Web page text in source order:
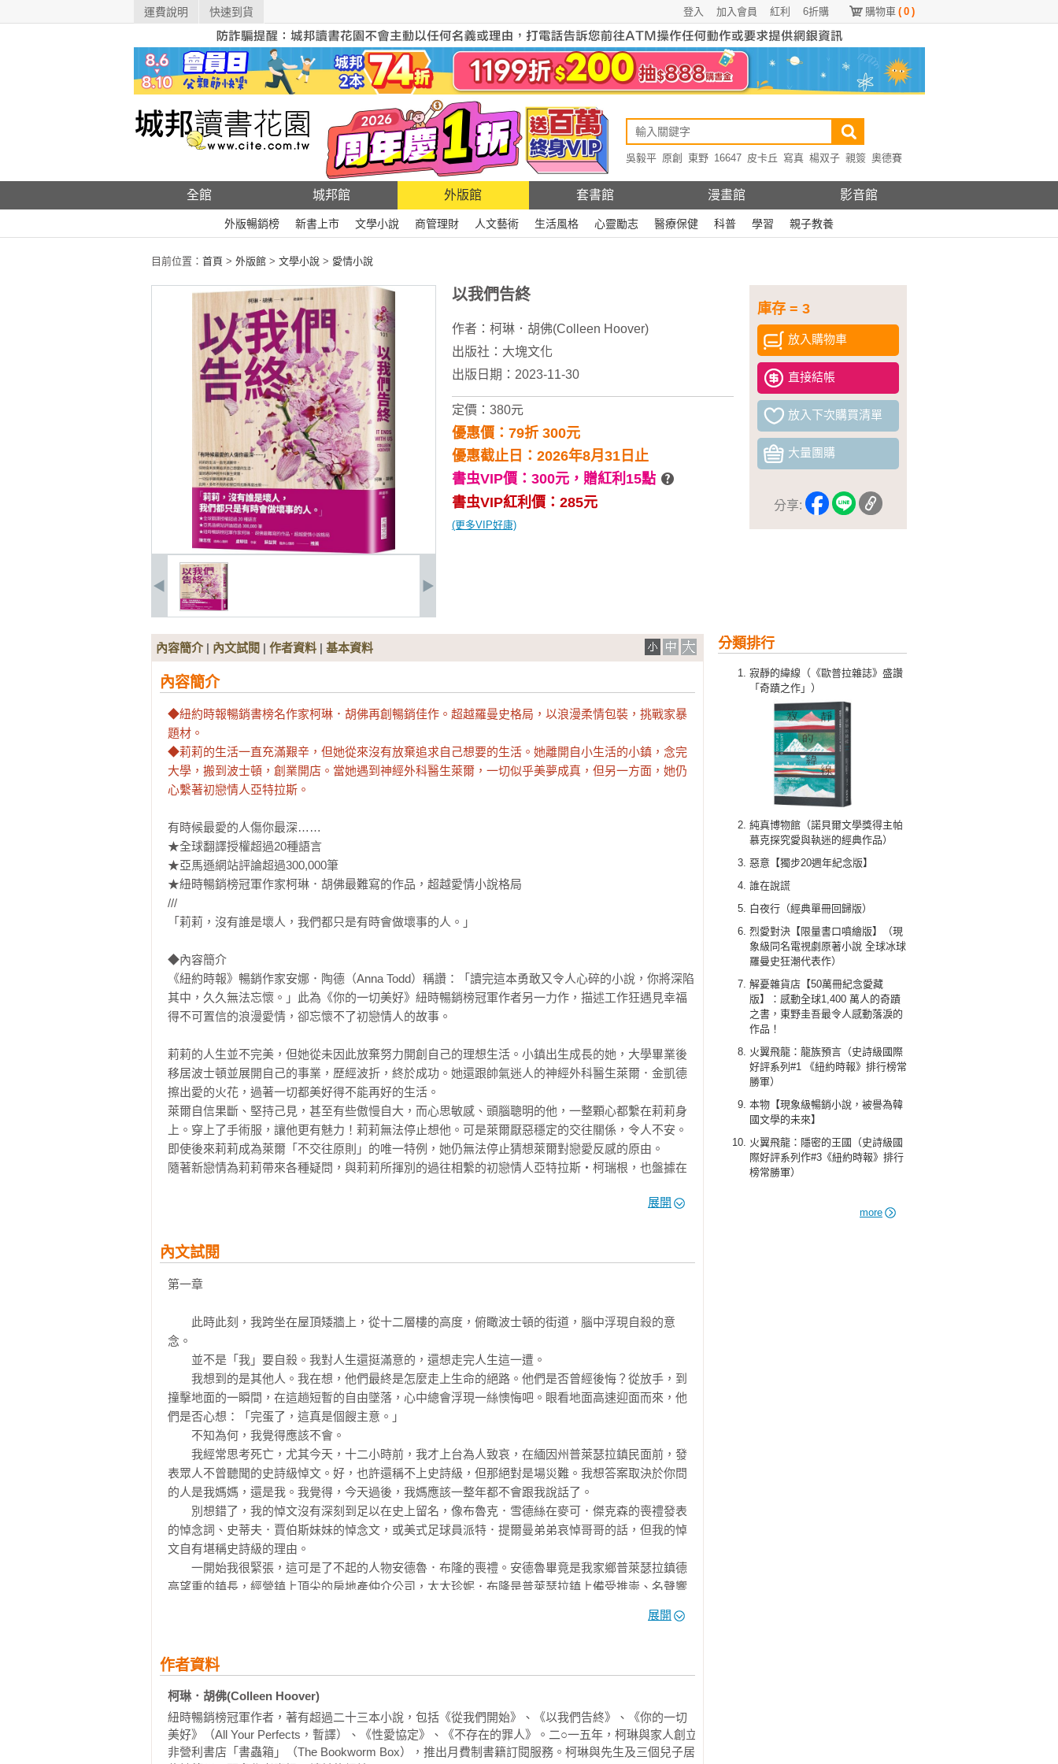
運費說明 快速到貨 購物車 ( 0 )
6折購
紅利
加入會員
登入
吳毅平 原創 東野 16647 皮卡丘 寫真 楊双子 親簽 奧德賽
全館 城邦館 外版館 套書館 漫畫館 影音館
外版暢銷榜 新書上市 文學小說 商管理財 人文藝術 生活風格 心靈勵志 醫療保健 科普 學習 親子教養
目前位置： 首頁 > 外版館 > 文學小說 > 愛情小說
庫存 = 3
放入購物車
直接結帳
放入下次購買清單
大量團購
分享:
以我們告終
作者： 柯琳．胡佛(Colleen Hoover)
出版社： 大塊文化
出版日期：2023-11-30
定價：380元
優惠價：79折 300元
優惠截止日：2026年8月31日止
書虫VIP價：300元， 贈紅利15點
書虫VIP紅利價：285元
(更多VIP好康)
分類排行
寂靜的緯線（《歐普拉雜誌》盛讚
「奇蹟之作」）
純真博物館（諾貝爾文學獎得主帕
慕克探究愛與執迷的經典作品）
惡意【獨步20週年紀念版】
誰在說謊
白夜行（經典單冊回歸版）
烈愛對決【限量書口噴繪版】（現
象級同名電視劇原著小說 全球冰球
羅曼史狂潮代表作）
解憂雜貨店【50萬冊紀念愛藏
版】：感動全球1,400 萬人的奇蹟
之書，東野圭吾最令人感動落淚的
作品！
火翼飛龍：龍族預言（史詩級國際
好評系列#1 《紐約時報》排行榜常
勝軍）
本物【現象級暢銷小說，被譽為韓
國文學的未來】
火翼飛龍：隱密的王國（史詩級國
際好評系列作#3《紐約時報》排行
榜常勝軍）
more
內容簡介| 內文試閱 | 作者資料 | 基本資料
內容簡介
◆紐約時報暢銷書榜名作家柯琳．胡佛再創暢銷佳作。超越羅曼史格局，以浪漫柔情包裝，挑戰家暴
題材。
◆莉莉的生活一直充滿艱辛，但她從來沒有放棄追求自己想要的生活。她離開自小生活的小鎮，念完
大學，搬到波士頓，創業開店。當她遇到神經外科醫生萊爾，一切似乎美夢成真，但另一方面，她仍
心繫著初戀情人亞特拉斯。
有時候最愛的人傷你最深……
★全球翻譯授權超過20種語言
★亞馬遜網站評論超過300,000筆
★紐時暢銷榜冠軍作家柯琳．胡佛最難寫的作品，超越愛情小說格局
///
「莉莉，沒有誰是壞人，我們都只是有時會做壞事的人。」
◆內容簡介
《紐約時報》暢銷作家安娜．陶德（Anna Todd）稱讚：「讀完這本勇敢又令人心碎的小說，你將深陷
其中，久久無法忘懷。」此為《你的一切美好》紐時暢銷榜冠軍作者另一力作，描述工作狂遇見幸福
得不可置信的浪漫愛情，卻忘懷不了初戀情人的故事。
莉莉的人生並不完美，但她從未因此放棄努力開創自己的理想生活。小鎮出生成長的她，大學畢業後
移居波士頓並展開自己的事業，歷經波折，終於成功。她還跟帥氣迷人的神經外科醫生萊爾．金凱德
擦出愛的火花，過著一切都美好得不能再好的生活。
萊爾自信果斷、堅持己見，甚至有些傲慢自大，而心思敏感、頭腦聰明的他，一整顆心都繫在莉莉身
上。穿上了手術服，讓他更有魅力！莉莉無法停止想他。可是萊爾厭惡穩定的交往關係，令人不安。
即使後來莉莉成為萊爾「不交往原則」的唯一特例，她仍無法停止猜想萊爾對戀愛反感的原由。
隨著新戀情為莉莉帶來各種疑問，與莉莉所揮別的過往相繫的初戀情人亞特拉斯‧柯瑞根，也盤據在
「觸動人心的傑出作品，值得永久保存、代代相傳」。
◆名人推薦
盧郁佳　作家
蘇益賢　臨床心理師
◆各界佳評
《以我們告終》以觸動人心的浪漫和濃烈的情感元素……挑戰一個困難的主題。作者以關懷真摯的筆
觸描繪人際關係，並於書末「作者的話」解釋小說主題與她的個人關係，這篇作者自白非常值得一
讀。全書充滿吸引人的戲劇張力與令人痛心的真相，深刻呈現暴力的毀滅性及倖存者的堅強力量。
──《科克斯書評》（Kirkus Reviews）星級推薦
《以我們告終》是二○一六年深具影響力的一本書，它是我讀過最不做作、最坦率、最啟發人心，且十
分美麗動人的故事，「每個人」都應該讀一讀。
──夏季讀物部落格（Aestas Book Blog）
暢銷作家胡佛承襲一貫的情感衝擊力，大膽嘗試推出令人入迷的最新小說力作……縱使胡佛給予希望
柯琳．胡佛以毫不留情的真實與坦率，極度巧妙地敘述非常棘手的主題，讓我們讀完感覺心臟遭受爆
擊……絕對是二○一六年最推薦的必讀佳作。
──羅曼史搖滾巨星網（Rockstars of Romance）
感人肺腑、令人難忘、不同凡響……這是一個非常出色、與眾不同、坦率，讀來令人心碎又時而痛苦
至極的故事。一切讚譽，柯琳．胡佛當之無愧。你很難輕鬆開心地讀完，但老天作證，讀完是值得
展開
內文試閱
第一章
此時此刻，我跨坐在屋頂矮牆上，從十二層樓的高度，俯瞰波士頓的街道，腦中浮現自殺的意
念。
並不是「我」要自殺。我對人生還挺滿意的，還想走完人生這一遭。
我想到的是其他人。我在想，他們最終是怎麼走上生命的絕路。他們是否曾經後悔？從放手，到
撞擊地面的一瞬間，在這趟短暫的自由墜落，心中總會浮現一絲懊悔吧。眼看地面高速迎面而來，他
們是否心想：「完蛋了，這真是個餿主意。」
不知為何，我覺得應該不會。
我經常思考死亡，尤其今天，十二小時前，我才上台為人致哀，在緬因州普萊瑟拉鎮民面前，發
表眾人不曾聽聞的史詩級悼文。好，也許還稱不上史詩級，但那絕對是場災難。我想答案取決於你問
的人是我媽媽，還是我。我覺得，今天過後，我媽應該一整年都不會跟我說話了。
別想錯了，我的悼文沒有深刻到足以在史上留名，像布魯克．雪德絲在麥可．傑克森的喪禮發表
的悼念詞、史蒂夫．賈伯斯妹妹的悼念文，或美式足球員派特．提爾曼弟弟哀悼哥哥的話，但我的悼
文自有堪稱史詩級的理由。
一開始我很緊張，這可是了不起的人物安德魯．布隆的喪禮。安德魯畢竟是我家鄉普萊瑟拉鎮德
高望重的鎮長，經營鎮上頂尖的房地產仲介公司，太太珍妮．布隆是普萊瑟拉鎮上備受推崇、名聲響
今天一致完悼詞，我就連忙搭機返回波士頓，一找到進得去的大樓的屋頂，就衝了進去。再強調
公寓三樓，沒法上到屋頂露台，室友又愛唱歌給自己聽。
我沒料到這個屋頂竟然這麼冷。不致冷到讓人受不了，只是不太舒適，不過至少可以看星星。我
望著明亮的夜空，真切感受到蒼穹之浩瀚，這時死去的父親、惱人的室友、失當的悼念文，都沒那麼
糟糕了。
展開
作者資料
柯琳．胡佛(Colleen Hoover)
紐時暢銷榜冠軍作者，著有超過二十三本小說，包括《從我們開始》、《以我們告終》、《你的一切
美好》（All Your Perfects，暫譯）、《性愛協定》、《不存在的罪人》。二○一五年，柯琳與家人創立
非營利書店「書蟲箱」（The Bookworm Box），推出月費制書籍訂閱服務。柯琳與先生及三個兒子居